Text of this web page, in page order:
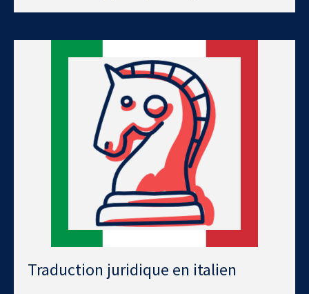
Traduction juridique en italien